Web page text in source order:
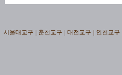
서울대교구 춘천교구 대전교구 인천교구